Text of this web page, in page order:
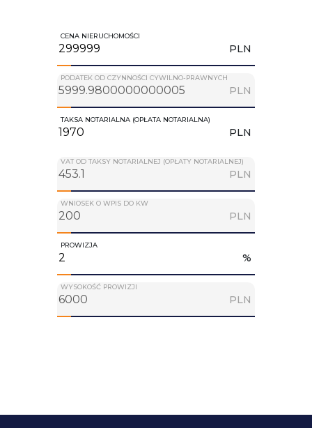
CENA NIERUCHOMOŚCI
PLN
PODATEK OD CZYNNOŚCI CYWILNO-PRAWNYCH
PLN
TAKSA NOTARIALNA (OPŁATA NOTARIALNA)
PLN
VAT OD TAKSY NOTARIALNEJ (OPŁATY NOTARIALNEJ)
PLN
WNIOSEK O WPIS DO KW
PLN
PROWIZJA
%
WYSOKOŚĆ PROWIZJI
PLN